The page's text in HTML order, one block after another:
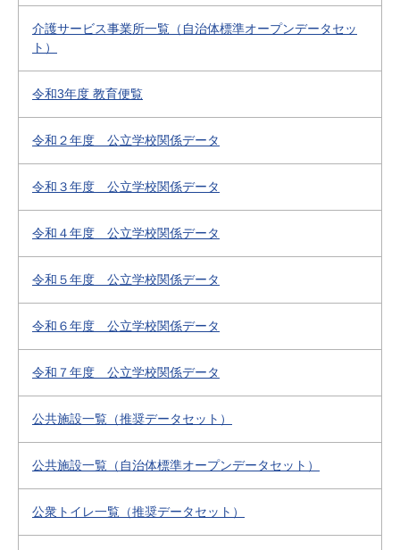
介護サービス事業所一覧（自治体標準オープンデータセッ
ト）
令和3年度 教育便覧
令和２年度 公立学校関係データ
令和３年度 公立学校関係データ
令和４年度 公立学校関係データ
令和５年度 公立学校関係データ
令和６年度 公立学校関係データ
令和７年度 公立学校関係データ
公共施設一覧（推奨データセット）
公共施設一覧（自治体標準オープンデータセット）
公衆トイレ一覧（推奨データセット）